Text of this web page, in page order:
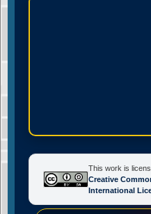
This work is
Creative
International